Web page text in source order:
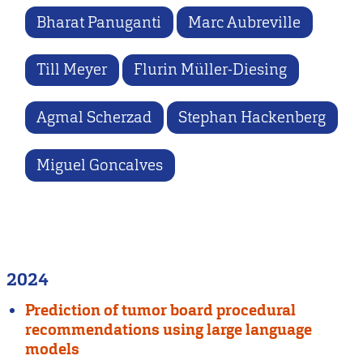
Bharat Panuganti Marc Aubreville
Till Meyer Flurin Müller-Diesing
Agmal Scherzad Stephan Hackenberg
Miguel Goncalves
2024
Prediction of tumor board procedural
recommendations using large language
models